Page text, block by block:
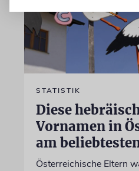
STATISTIK
Diese
Vornamen in
am
Österreichische Eltern